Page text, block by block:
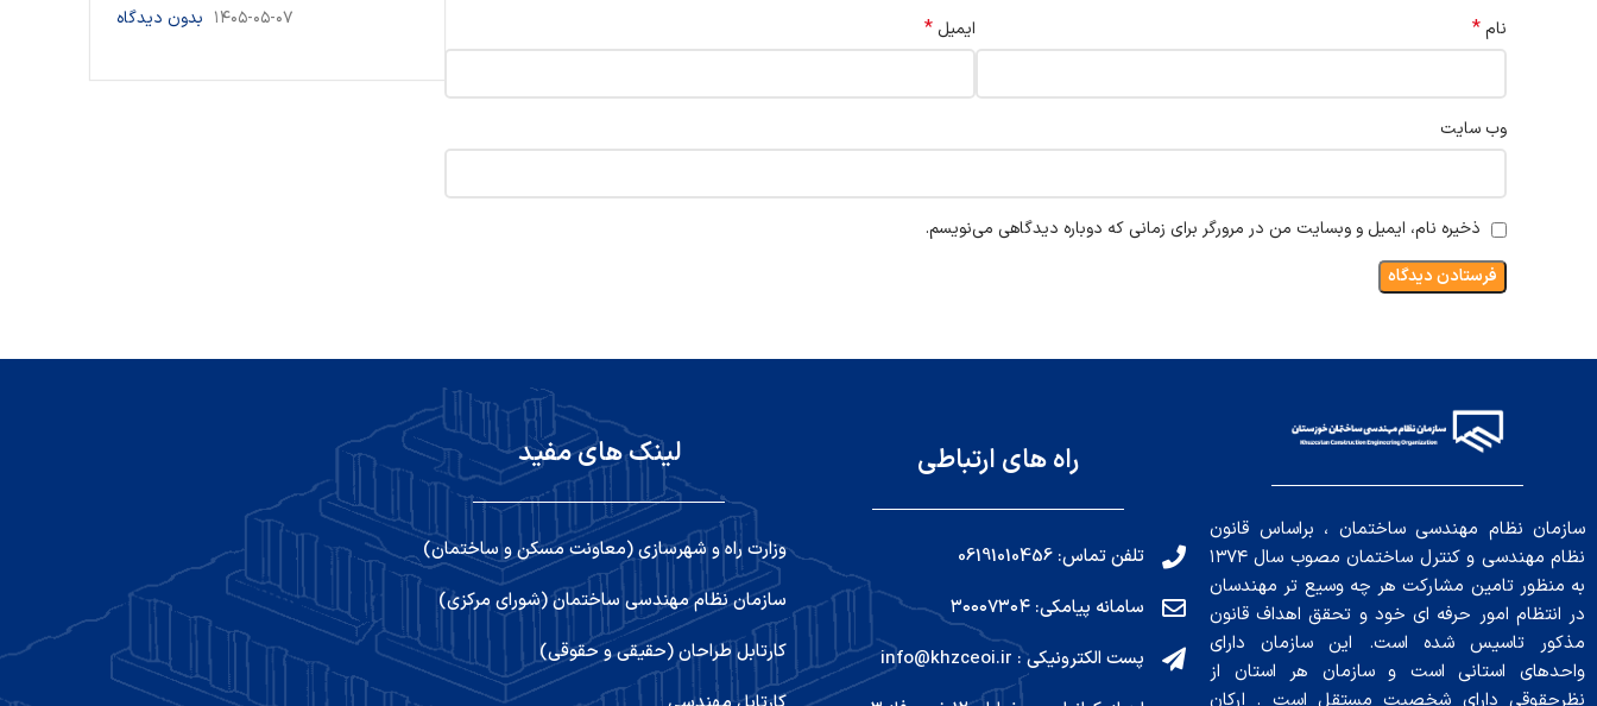
نام* ایمیل *
وب‌ سایت
ذخیره نام، ایمیل و وبسایت من در مرورگر برای زمانی که دوباره دیدگاهی می‌نویسم.
۱۴۰۵-۰۵-۰۷ بدون دیدگاه
سازمان نظام مهندسی ساختمان ، براساس قانون
نظام مهندسی و کنترل ساختمان مصوب سال ۱۳۷۴
به منظور تامین مشارکت هر چه وسیع تر مهندسان
در انتظام امور حرفه ای خود و تحقق اهداف قانون
مذکور تاسیس شده است. این سازمان دارای
واحدهای استانی است و سازمان هر استان از
نظرحقوقی دارای شخصیت مستقل است . ارکان
راه های ارتباطی
تلفن تماس: 06191010456
سامانه پیامکی: ۳۰۰۰۷۳۰۴
پست الکترونیکی : info@khzceoi.ir
لینک های مفید
وزارت راه و شهرسازی (معاونت مسکن و ساختمان)
سازمان نظام مهندسی ساختمان (شورای مرکزی)
کارتابل طراحان (حقیقی و حقوقی)